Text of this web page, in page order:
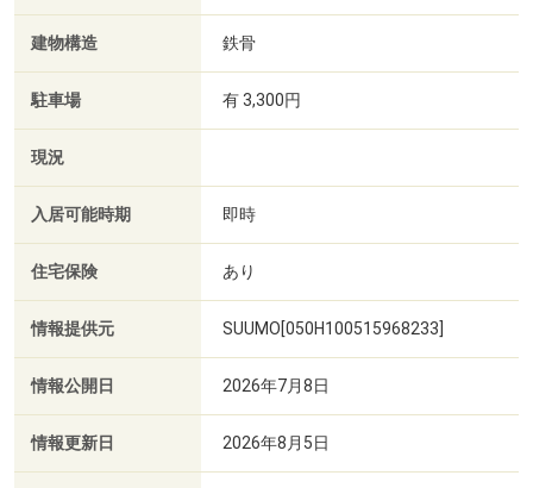
建物構造 鉄骨
駐車場 有 3,300円
現況
入居可能時期 即時
住宅保険 あり
情報提供元 SUUMO[050H100515968233]
情報公開日 2026年7月8日
情報更新日 2026年8月5日